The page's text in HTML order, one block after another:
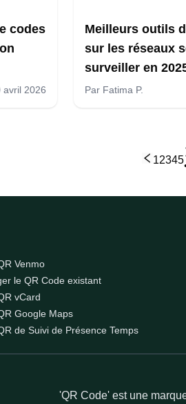
codes
avril 2026
Meilleurs outils
sur les réseaux
surveiller en
Par Fatima P.
12345
Venmo
le QR Code existant
vCard
Google Maps
de Suivi de Présence Temps
'QR Code' est une